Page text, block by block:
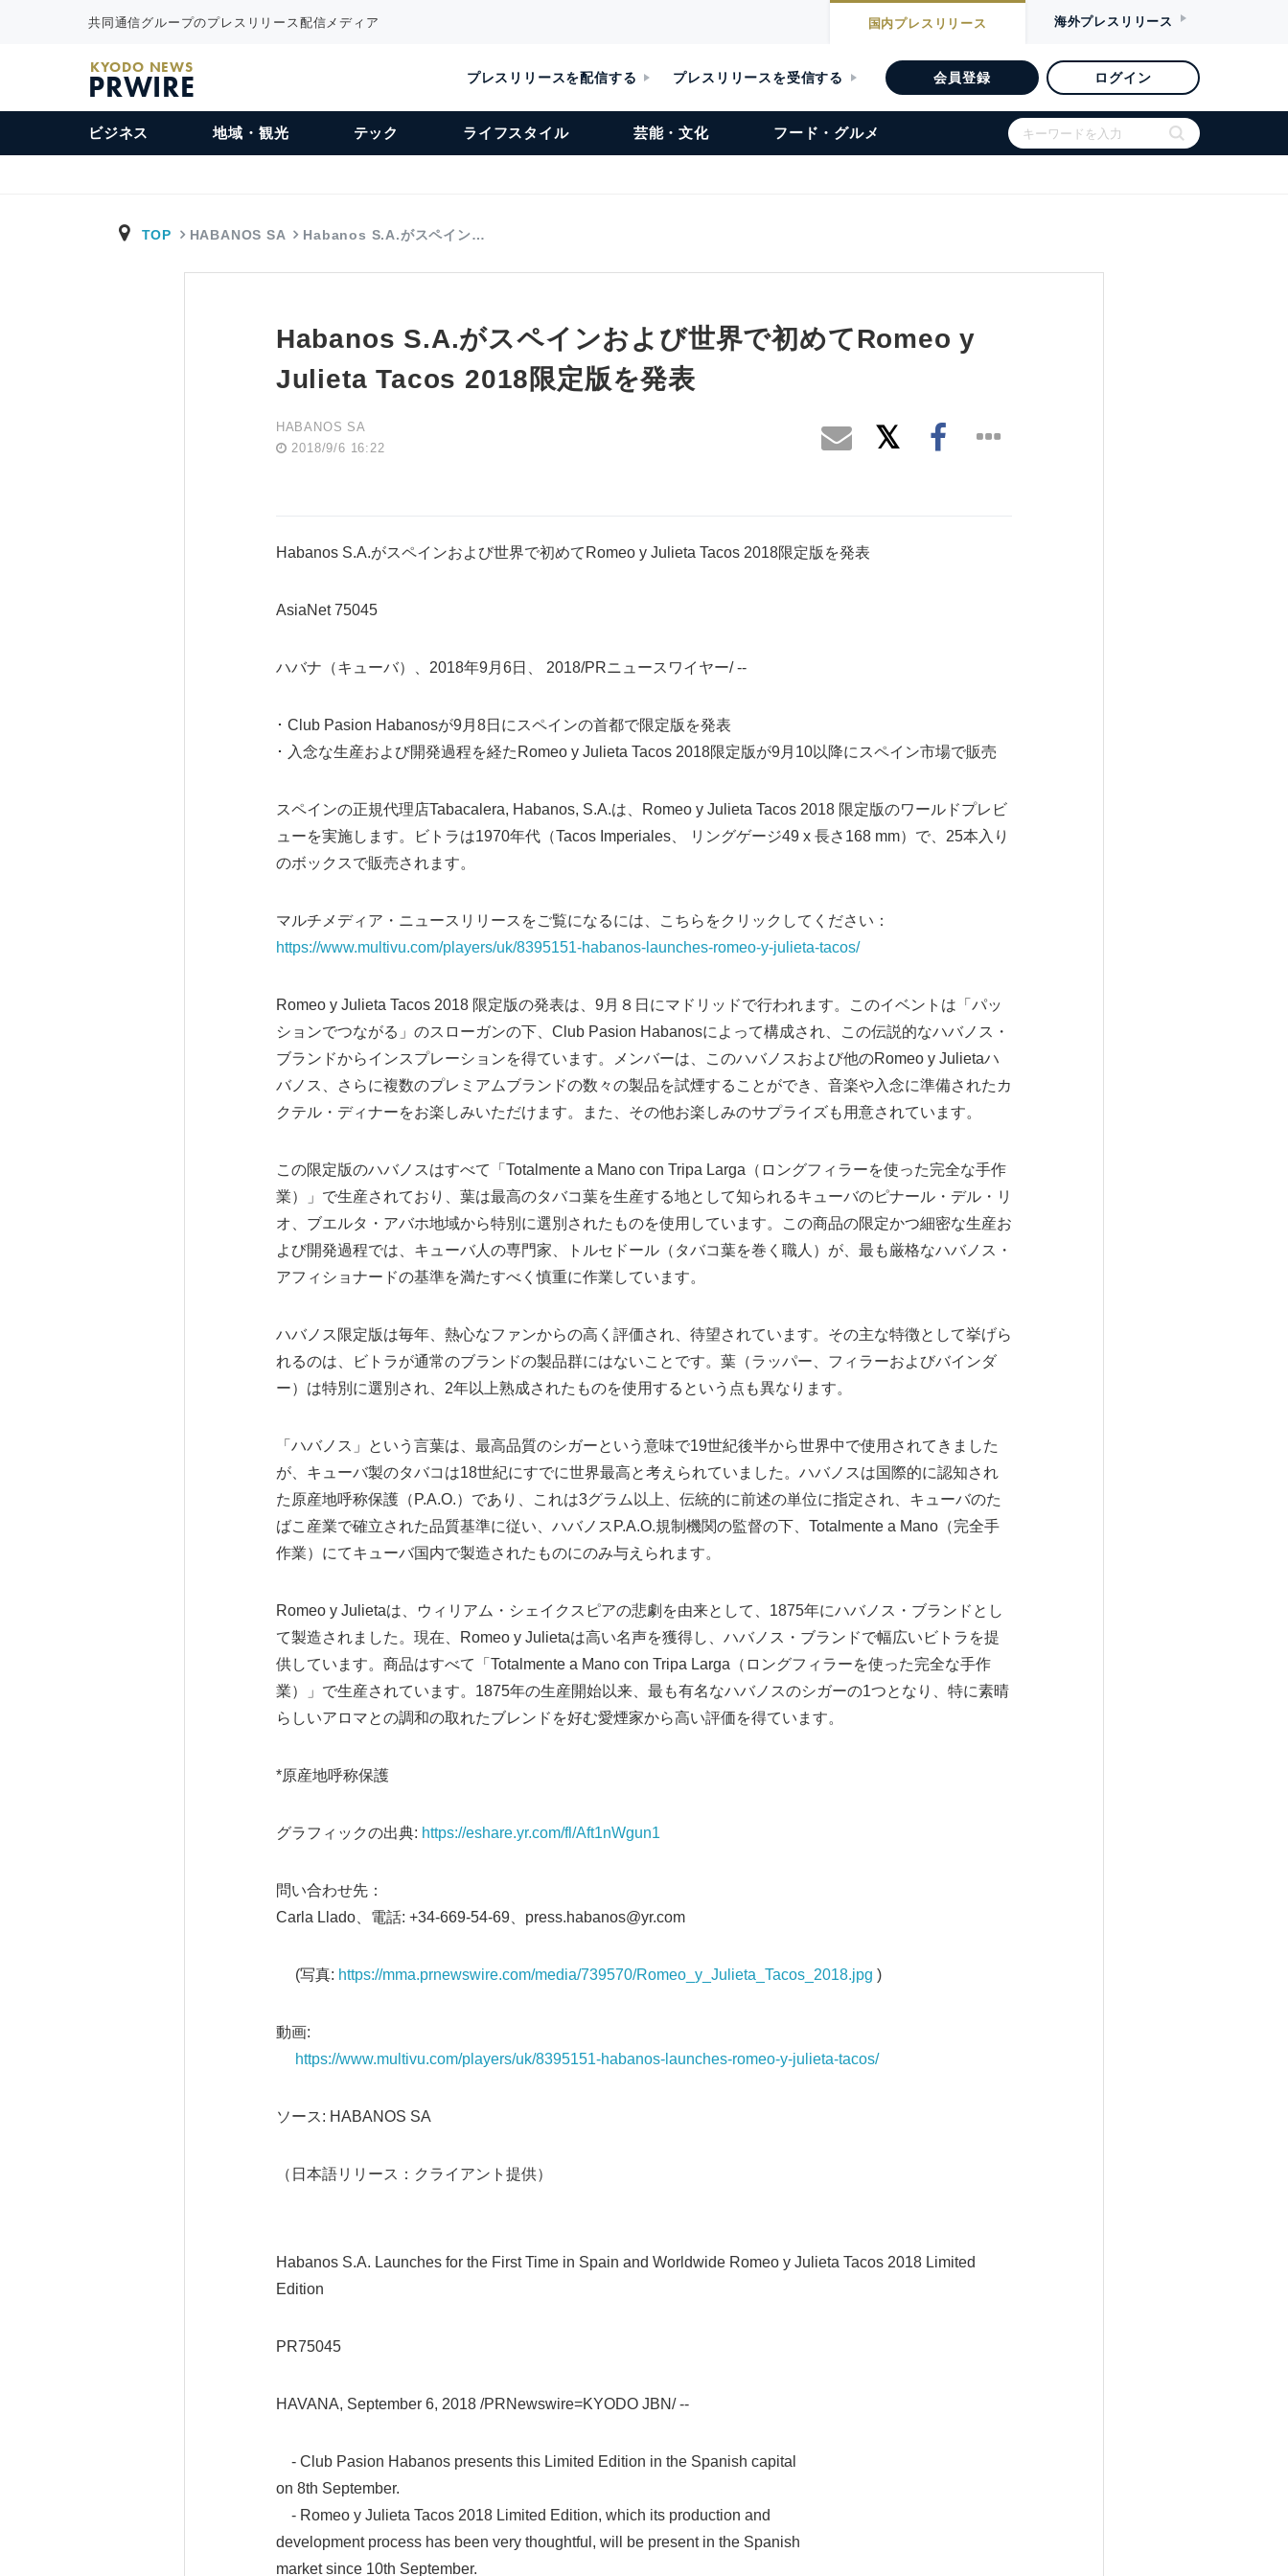
共同通信グループのプレスリリース配信メディア 国内プレスリリース 海外プレスリリース
KYODO NEWS
PRWIRE プレスリリースを配信する プレスリリースを受信する 会員登録 ログイン
ビジネス 地域・観光 テック ライフスタイル 芸能・文化 フード・グルメ
TOP HABANOS SA Habanos S.A.がスペイン…
Habanos S.A.がスペインおよび世界で初めてRomeo y
Julieta Tacos 2018限定版を発表
HABANOS SA
2018/9/6 16:22
Habanos S.A.がスペインおよび世界で初めてRomeo y Julieta Tacos 2018限定版を発表
AsiaNet 75045
ハバナ（キューバ）、2018年9月6日、 2018/PRニュースワイヤー/ --
･ Club Pasion Habanosが9月8日にスペインの首都で限定版を発表
･ 入念な生産および開発過程を経たRomeo y Julieta Tacos 2018限定版が9月10以降にスペイン市場で販売
スペインの正規代理店Tabacalera, Habanos, S.A.は、Romeo y Julieta Tacos 2018 限定版のワールドプレビ
ューを実施します。ビトラは1970年代（Tacos Imperiales、 リングゲージ49 x 長さ168 mm）で、25本入り
のボックスで販売されます。
マルチメディア・ニュースリリースをご覧になるには、こちらをクリックしてください：
https://www.multivu.com/players/uk/8395151-habanos-launches-romeo-y-julieta-tacos/
Romeo y Julieta Tacos 2018 限定版の発表は、9月８日にマドリッドで行われます。このイベントは「パッ
ションでつながる」のスローガンの下、Club Pasion Habanosによって構成され、この伝説的なハバノス・
ブランドからインスプレーションを得ています。メンバーは、このハバノスおよび他のRomeo y Julietaハ
バノス、さらに複数のプレミアムブランドの数々の製品を試煙することができ、音楽や入念に準備されたカ
クテル・ディナーをお楽しみいただけます。また、その他お楽しみのサプライズも用意されています。
この限定版のハバノスはすべて「Totalmente a Mano con Tripa Larga（ロングフィラーを使った完全な手作
業）」で生産されており、葉は最高のタバコ葉を生産する地として知られるキューバのピナール・デル・リ
オ、ブエルタ・アバホ地域から特別に選別されたものを使用しています。この商品の限定かつ細密な生産お
よび開発過程では、キューバ人の専門家、トルセドール（タバコ葉を巻く職人）が、最も厳格なハバノス・
アフィショナードの基準を満たすべく慎重に作業しています。
ハバノス限定版は毎年、熱心なファンからの高く評価され、待望されています。その主な特徴として挙げら
れるのは、ビトラが通常のブランドの製品群にはないことです。葉（ラッパー、フィラーおよびバインダ
ー）は特別に選別され、2年以上熟成されたものを使用するという点も異なります。
「ハバノス」という言葉は、最高品質のシガーという意味で19世紀後半から世界中で使用されてきました
が、キューバ製のタバコは18世紀にすでに世界最高と考えられていました。ハバノスは国際的に認知され
た原産地呼称保護（P.A.O.）であり、これは3グラム以上、伝統的に前述の単位に指定され、キューバのた
ばこ産業で確立された品質基準に従い、ハバノスP.A.O.規制機関の監督の下、Totalmente a Mano（完全手
作業）にてキューバ国内で製造されたものにのみ与えられます。
Romeo y Julietaは、ウィリアム・シェイクスピアの悲劇を由来として、1875年にハバノス・ブランドとし
て製造されました。現在、Romeo y Julietaは高い名声を獲得し、ハバノス・ブランドで幅広いビトラを提
供しています。商品はすべて「Totalmente a Mano con Tripa Larga（ロングフィラーを使った完全な手作
業）」で生産されています。1875年の生産開始以来、最も有名なハバノスのシガーの1つとなり、特に素晴
らしいアロマとの調和の取れたブレンドを好む愛煙家から高い評価を得ています。
*原産地呼称保護
グラフィックの出典: https://eshare.yr.com/fl/Aft1nWgun1
問い合わせ先：
Carla Llado、電話: +34-669-54-69、press.habanos@yr.com
(写真: https://mma.prnewswire.com/media/739570/Romeo_y_Julieta_Tacos_2018.jpg )
動画:
https://www.multivu.com/players/uk/8395151-habanos-launches-romeo-y-julieta-tacos/
ソース: HABANOS SA
（日本語リリース：クライアント提供）
Habanos S.A. Launches for the First Time in Spain and Worldwide Romeo y Julieta Tacos 2018 Limited
Edition
PR75045
HAVANA, September 6, 2018 /PRNewswire=KYODO JBN/ --
- Club Pasion Habanos presents this Limited Edition in the Spanish capital
on 8th September.
- Romeo y Julieta Tacos 2018 Limited Edition, which its production and
development process has been very thoughtful, will be present in the Spanish
market since 10th September.
English